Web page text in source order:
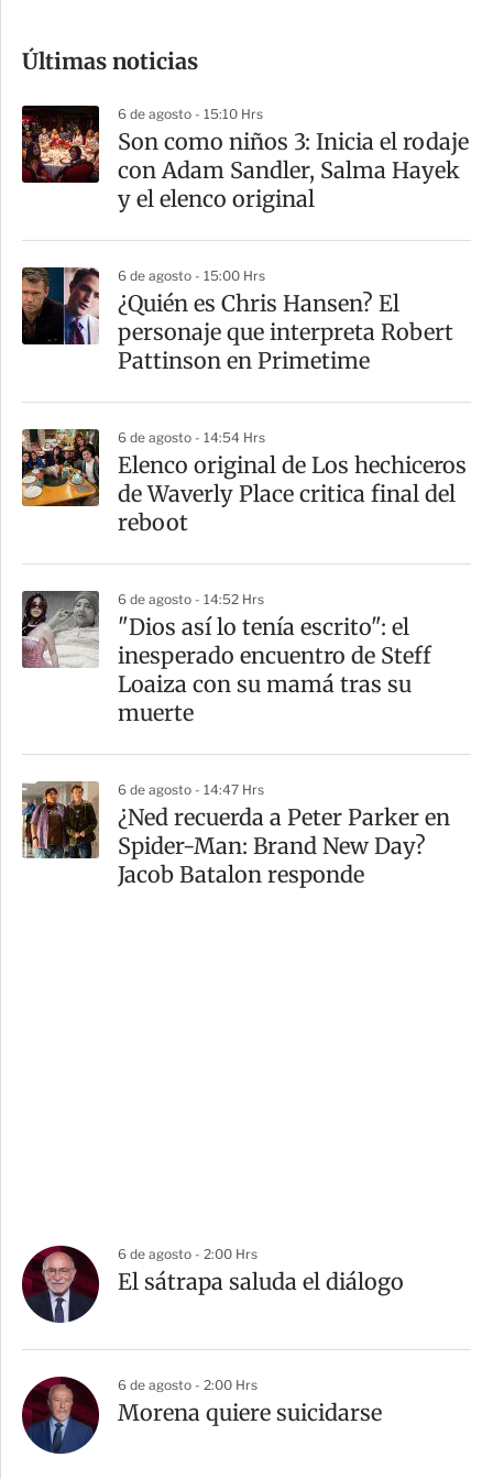
m
a
r
t
Últimas noticias
6 de agosto - 15:10 Hrs
Son como niños 3: Inicia el rodaje
con Adam Sandler, Salma Hayek
y el elenco original
6 de agosto - 15:00 Hrs
¿Quién es Chris Hansen? El
personaje que interpreta Robert
Pattinson en Primetime
6 de agosto - 14:54 Hrs
Elenco original de Los hechiceros
de Waverly Place critica final del
reboot
6 de agosto - 14:52 Hrs
"Dios así lo tenía escrito": el
inesperado encuentro de Steff
Loaiza con su mamá tras su
muerte
6 de agosto - 14:47 Hrs
¿Ned recuerda a Peter Parker en
Spider-Man: Brand New Day?
Jacob Batalon responde
6 de agosto - 2:00 Hrs
El sátrapa saluda el diálogo
6 de agosto - 2:00 Hrs
Morena quiere suicidarse